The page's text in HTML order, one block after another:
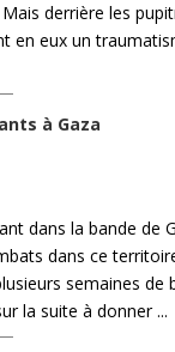
derrière les
en eux un
à Gaza
dans la bande de
dans ce
semaines de
la suite à donner ...